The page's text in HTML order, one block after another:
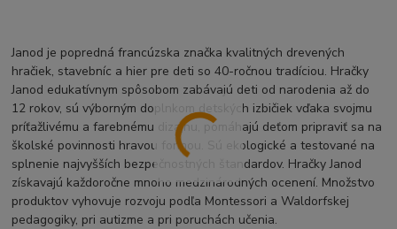
Janod je popredná francúzska značka kvalitných drevených
hračiek, stavebníc a hier pre deti so 40-ročnou tradíciou. Hračky
Janod edukatívnym spôsobom zabávajú deti od narodenia až do
12 rokov, sú výborným doplnkom detských izbičiek vďaka svojmu
príťažlivému a farebnému dizajnu, pomáhajú deťom pripraviť sa na
školské povinnosti hravou formou. Sú ekologické a testované na
splnenie najvyšších bezpečnostných štandardov. Hračky Janod
získavajú každoročne mnoho medzinárodných ocenení. Množstvo
produktov vyhovuje rozvoju podľa Montessori a Waldorfskej
pedagogiky, pri autizme a pri poruchách učenia.